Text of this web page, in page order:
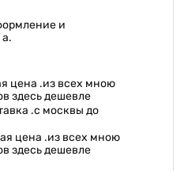
и
цена .из всех мною
здесь дешевле
.с москвы до
цена .из всех мною
здесь дешевле